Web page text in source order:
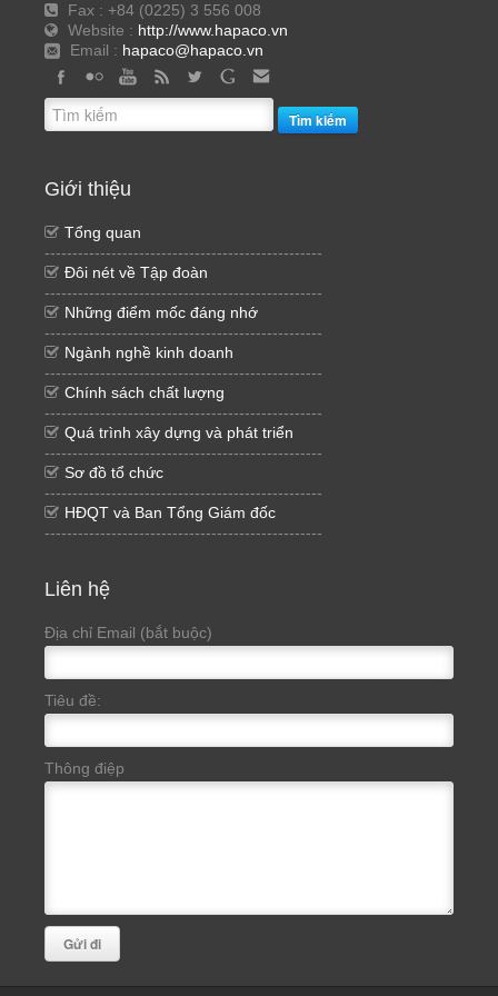
Fax : +84 (0225) 3 556 008
Website : http://www.hapaco.vn
Email : hapaco@hapaco.vn
Tìm kiếm
Giới thiệu
Tổng quan
--------------------------------------------------
Đôi nét về Tập đoàn
--------------------------------------------------
Những điểm mốc đáng nhớ
--------------------------------------------------
Ngành nghề kinh doanh
--------------------------------------------------
Chính sách chất lượng
--------------------------------------------------
Quá trình xây dựng và phát triển
--------------------------------------------------
Sơ đồ tổ chức
--------------------------------------------------
HĐQT và Ban Tổng Giám đốc
--------------------------------------------------
Liên hệ
Địa chỉ Email (bắt buộc)
Tiêu đề:
Thông điệp